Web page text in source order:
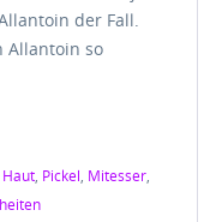
der Fall.
Allantoin so
, Pickel, Mitesser,